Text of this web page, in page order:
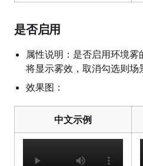
是否启用
属性说明：是否启用环境
将显示雾效，取消勾选则场
效果图：
中文示例